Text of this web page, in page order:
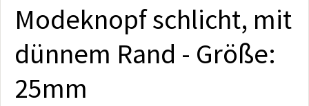
Modeknopf schlicht, mit
dünnem Rand - Größe:
25mm